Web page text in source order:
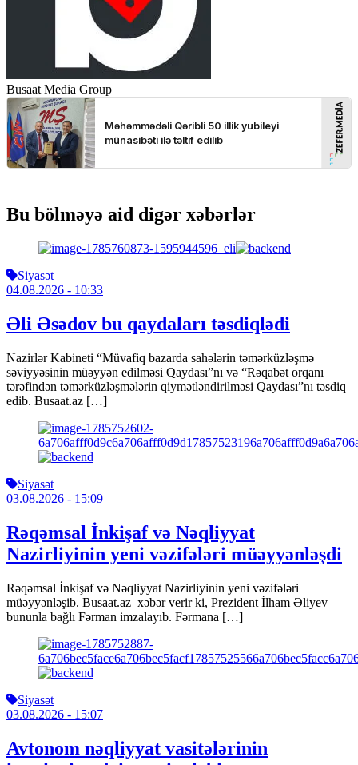
Busaat Media Group
Bu bölməyə aid digər xəbərlər
Siyasət
04.08.2026 - 10:33
Əli Əsədov bu qaydaları təsdiqlədi
Nazirlər Kabineti “Müvafiq bazarda sahələrin təmərküzləşmə
səviyyəsinin müəyyən edilməsi Qaydası”nı və “Rəqabət orqanı
tərəfindən təmərküzləşmələrin qiymətləndirilməsi Qaydası”nı təsdiq
edib. Busaat.az […]
Siyasət
03.08.2026 - 15:09
Rəqəmsal İnkişaf və Nəqliyyat
Nazirliyinin yeni vəzifələri müəyyənləşdi
Rəqəmsal İnkişaf və Nəqliyyat Nazirliyinin yeni vəzifələri
müəyyənləşib. Busaat.az xəbər verir ki, Prezident İlham Əliyev
bununla bağlı Fərman imzalayıb. Fərmana […]
Siyasət
03.08.2026 - 15:07
Avtonom nəqliyyat vasitələrinin